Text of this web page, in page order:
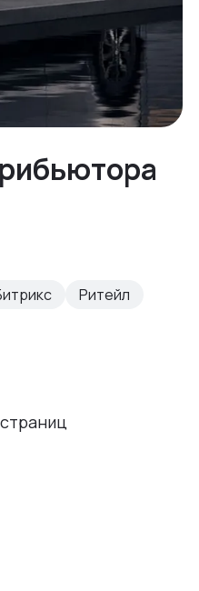
Ритейл